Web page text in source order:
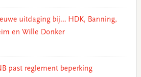
uitdaging bij… HDK, Banning,
en Wille Donker
past reglement beperking